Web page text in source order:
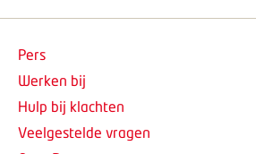
Pers
Werken bij
Hulp bij klachten
Veelgestelde vragen